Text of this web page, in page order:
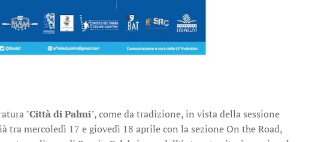
"Città di Palmi", come da tradizione, in vista della sessione
mercoledì 17 e giovedì 18 aprile con la sezione On the Road,